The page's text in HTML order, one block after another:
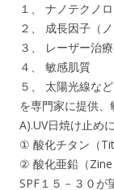
１、 ナノテクノ
２、 成長因子（
３、 レーザー治
４、 敏感肌質
５、 太陽光線な
を専門家に提供、
A).UV日焼け止め
① 酸化チタン（
② 酸化亜鉛（Zine
SPF１５－３０が